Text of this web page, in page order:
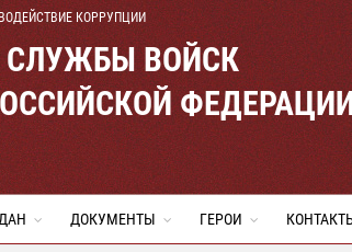
КОРРУПЦИИ
СЛУЖБЫ ВОЙСК
ДОКУМЕНТЫ ГЕРОИ